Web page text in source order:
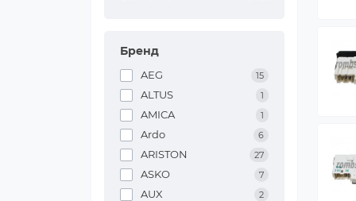
Бренд
AEG 15
ALTUS 1
AMICA 1
Ardo 6
ARISTON 27
ASKO 7
AUX 2